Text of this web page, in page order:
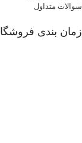
سوالات متداول
زمان بندی